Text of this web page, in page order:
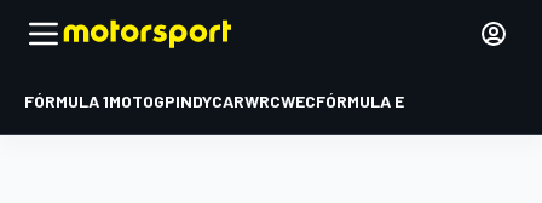
FÓRMULA 1MOTOGPINDYCARWRCWECFÓRMULA E